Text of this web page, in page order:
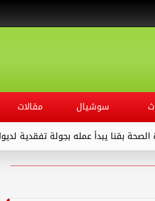
سوشيال مقالات
تفقدية لديوان المديرية ويلتقي